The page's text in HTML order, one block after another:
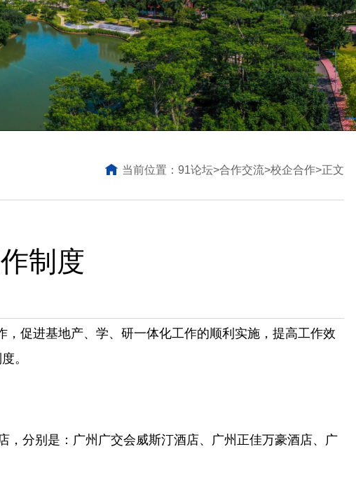
当前位置： 91论坛>合作交流>校企合作>正文
制度
促进基地产、学、研一体化工作的顺利实施，提高工作效
。
分别是：广州广交会威斯汀酒店、
广州正佳万豪酒店、广